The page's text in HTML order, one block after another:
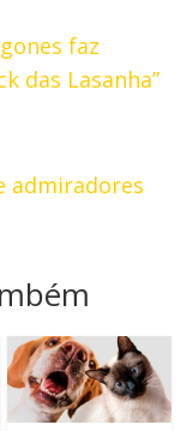
faz
das Lasanha”
admiradores